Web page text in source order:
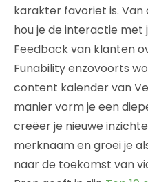
karakter favoriet is.
hou je de interactie met
Feedback van klanten
Funability enzovoorts
content kalender van
manier vorm je een
creëer je nieuwe
merknaam en groei je
naar de toekomst van